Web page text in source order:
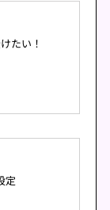
たい！
定